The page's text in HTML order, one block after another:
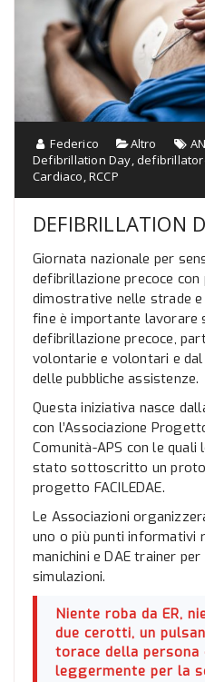
Federico Altro
Defibrillation Day,
Cardiaco,RCCP
DEFIBRILLATION
Giornata nazionale per
defibrillazione precoce con
dimostrative nelle strade
fine è importante lavorare
defibrillazione precoce,
volontarie e volontari e
delle pubbliche assistenze.
Questa iniziativa nasce
con l’Associazione
Comunità-APS con le
stato sottoscritto un
progetto FACILEDAE.
Le Associazioni
uno o più punti informativi
manichini e DAE trainer
simulazioni.
Niente roba da ER,
due cerotti, un
torace della persona
leggermente per la